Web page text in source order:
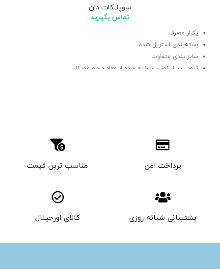
سوپا,کات دان
تماس بگیرید
یکبار مصرف
بسته‌بندی استریل شده
سایز بندی متفاوت
تیوب سیلیکونی ساخته شده از مواد درجه مدیکال
پرداخت امن مناسب ترین قیمت
پشتیبانی شبانه روزی کالای اورجینال